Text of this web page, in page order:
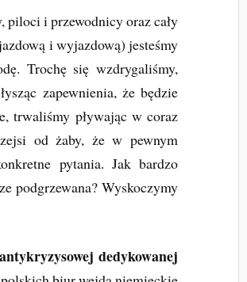
piloci i przewodnicy oraz cały
i wyjazdową) jesteśmy
Trochę się wzdrygaliśmy,
zapewnienia, że będzie
trwaliśmy pływając w coraz
od żaby, że w pewnym
pytania. Jak bardzo
podgrzewana? Wyskoczymy
dedykowanej